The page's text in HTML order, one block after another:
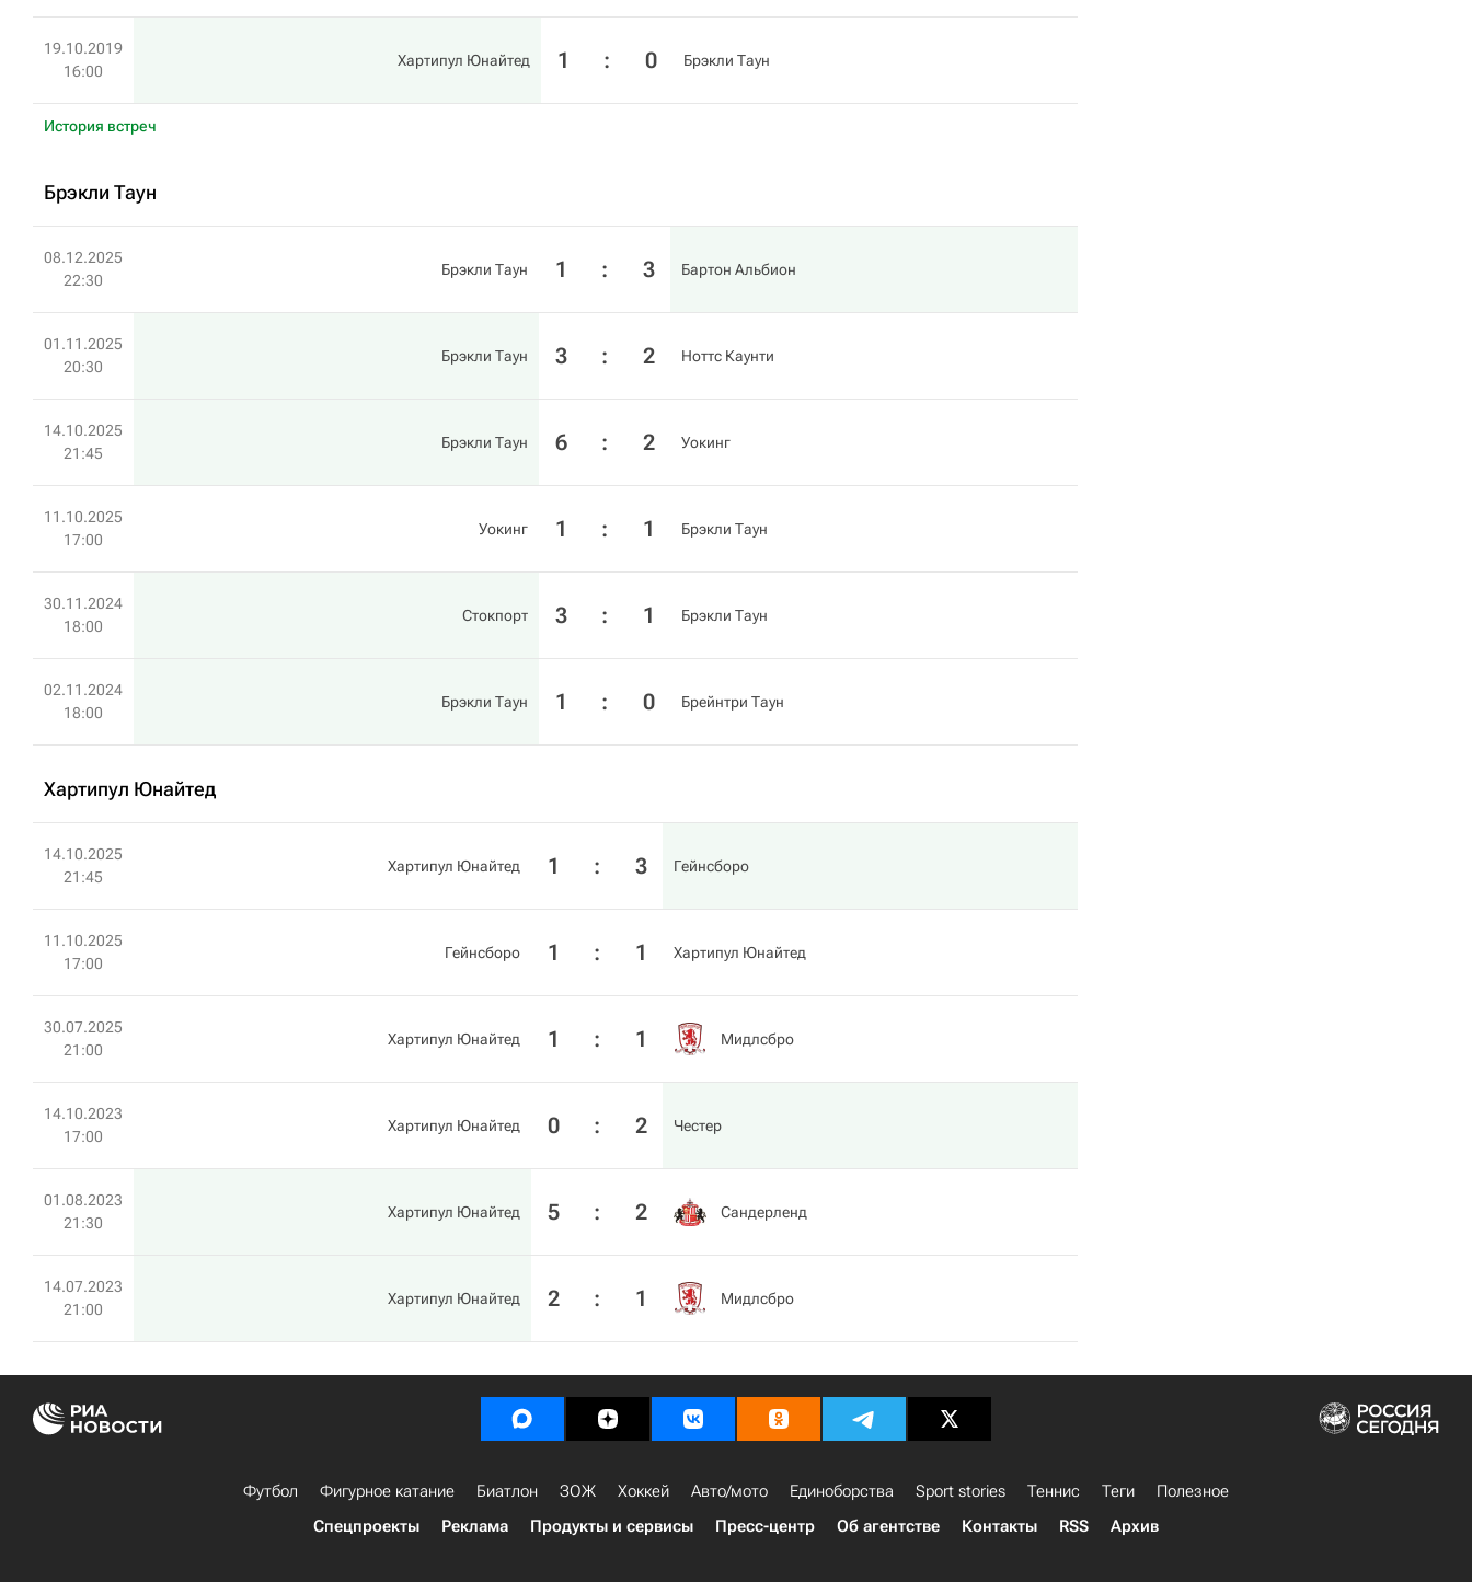
19.10.2019
16:00
Хартипул Юнайтед 1 : 0 Брэкли Таун
История встреч
Брэкли Таун
08.12.2025
22:30
Брэкли Таун 1 : 3 Бартон Альбион
01.11.2025
20:30
Брэкли Таун 3 : 2 Ноттс Каунти
14.10.2025
21:45
Брэкли Таун 6 : 2 Уокинг
11.10.2025
17:00
Уокинг 1 : 1 Брэкли Таун
30.11.2024
18:00
Стокпорт 3 : 1 Брэкли Таун
02.11.2024
18:00
Брэкли Таун 1 : 0 Брейнтри Таун
Хартипул Юнайтед
14.10.2025
21:45
Хартипул Юнайтед 1 : 3 Гейнсборо
11.10.2025
17:00
Гейнсборо 1 : 1 Хартипул Юнайтед
30.07.2025
21:00
Хартипул Юнайтед 1 : 1 Мидлсбро
14.10.2023
17:00
Хартипул Юнайтед 0 : 2 Честер
01.08.2023
21:30
Хартипул Юнайтед 5 : 2 Сандерленд
14.07.2023
21:00
Хартипул Юнайтед 2 : 1 Мидлсбро
Футбол Фигурное катание Биатлон ЗОЖ Хоккей Авто/мото Единоборства Sport stories Теннис Теги
Полезное
Спецпроекты
Реклама Продукты и сервисы Пресс-центр Об агентстве Контакты RSS Архив